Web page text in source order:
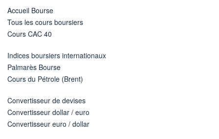
Accueil Bourse
Tous les cours boursiers
Cours CAC 40
Indices boursiers internationaux
Palmarès Bourse
Cours du Pétrole (Brent)
Convertisseur de devises
Convertisseur dollar / euro
Convertisseur euro / dollar